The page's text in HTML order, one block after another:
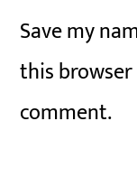
Save my
this
comment.